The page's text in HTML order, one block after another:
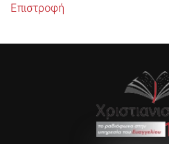
Επιστροφή